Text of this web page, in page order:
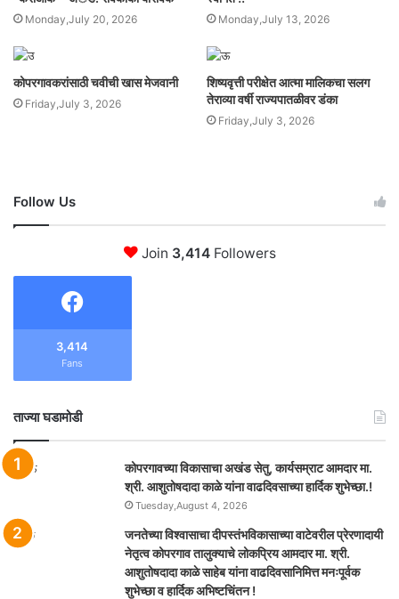
Monday,July 20, 2026 Monday,July 13, 2026
कोपरगावकरांसाठी चवीची खास मेजवानी
Friday,July 3, 2026
शिष्यवृत्ती परीक्षेत आत्मा मालिकचा सलग
तेराव्या वर्षी राज्यपातळीवर डंका
Friday,July 3, 2026
Follow Us
Join 3,414Followers
3,414
Fans
ताज्या घडामोडी
कोपरगावच्या विकासाचा अखंड सेतु, कार्यसम्राट आमदार मा.
श्री. आशुतोषदादा काळे यांना वाढदिवसाच्या हार्दिक शुभेच्छा.!
Tuesday,August 4, 2026
जनतेच्या विश्वासाचा दीपस्तंभविकासाच्या वाटेवरील प्रेरणादायी
नेतृत्व कोपरगाव तालुक्याचे लोकप्रिय आमदार मा. श्री.
आशुतोषदादा काळे साहेब यांना वाढदिवसानिमित्त मनःपूर्वक
शुभेच्छा व हार्दिक अभिष्टचिंतन !